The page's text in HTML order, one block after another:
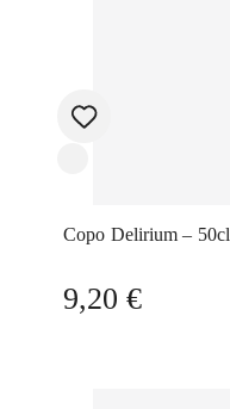
Copo Delirium – 50cl
9,20 €